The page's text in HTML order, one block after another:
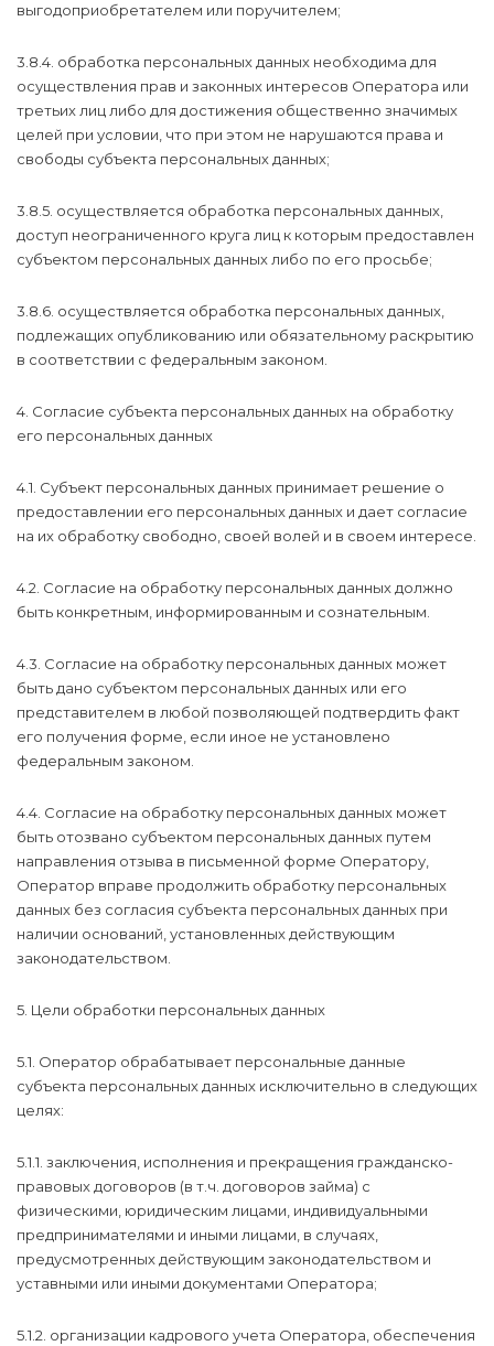
выгодоприобретателем или поручителем;
3.8.4. обработка персональных данных необходима для
осуществления прав и законных интересов Оператора или
третьих лиц либо для достижения общественно значимых
целей при условии, что при этом не нарушаются права и
свободы субъекта персональных данных;
3.8.5. осуществляется обработка персональных данных,
доступ неограниченного круга лиц к которым предоставлен
субъектом персональных данных либо по его просьбе;
3.8.6. осуществляется обработка персональных данных,
подлежащих опубликованию или обязательному раскрытию
в соответствии с федеральным законом.
4. Согласие субъекта персональных данных на обработку
его персональных данных
4.1. Субъект персональных данных принимает решение о
предоставлении его персональных данных и дает согласие
на их обработку свободно, своей волей и в своем интересе.
4.2. Согласие на обработку персональных данных должно
быть конкретным, информированным и сознательным.
4.3. Согласие на обработку персональных данных может
быть дано субъектом персональных данных или его
представителем в любой позволяющей подтвердить факт
его получения форме, если иное не установлено
федеральным законом.
4.4. Согласие на обработку персональных данных может
быть отозвано субъектом персональных данных путем
направления отзыва в письменной форме Оператору,
Оператор вправе продолжить обработку персональных
данных без согласия субъекта персональных данных при
наличии оснований, установленных действующим
законодательством.
5. Цели обработки персональных данных
5.1. Оператор обрабатывает персональные данные
субъекта персональных данных исключительно в следующих
целях:
5.1.1. заключения, исполнения и прекращения гражданско-
правовых договоров (в т.ч. договоров займа) с
физическими, юридическим лицами, индивидуальными
предпринимателями и иными лицами, в случаях,
предусмотренных действующим законодательством и
уставными или иными документами Оператора;
5.1.2. организации кадрового учета Оператора, обеспечения